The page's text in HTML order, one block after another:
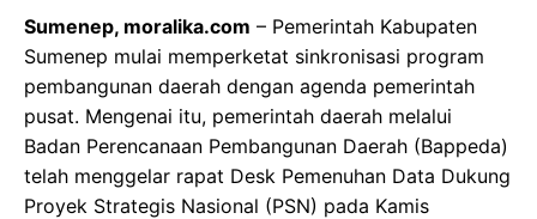
Sumenep, moralika.com – Pemerintah Kabupaten
Sumenep mulai memperketat sinkronisasi program
pembangunan daerah dengan agenda pemerintah
pusat. Mengenai itu, pemerintah daerah melalui
Badan Perencanaan Pembangunan Daerah (Bappeda)
telah menggelar rapat Desk Pemenuhan Data Dukung
Proyek Strategis Nasional (PSN) pada Kamis